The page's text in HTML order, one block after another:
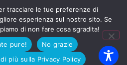
– ITA / ISO 9001:2015 – EN
Cookies policy •Sitemap
tracciare le tue preferenze di
esperienza sul nostro sito. Se
di non fare cosa sgradita!
pure!
No grazie
più sulla Privacy Policy